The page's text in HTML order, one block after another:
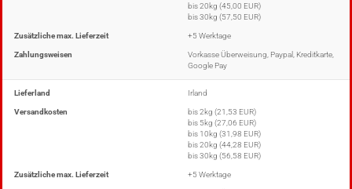
bis 20kg (45,00 EUR)
bis 30kg (57,50 EUR)
Zusätzliche max. Lieferzeit +5 Werktage
Zahlungsweisen
Vorkasse Überweisung, Paypal, Kreditkarte,
Google Pay
Lieferland Irland
Versandkosten
bis 2kg (21,53 EUR)
bis 5kg (27,06 EUR)
bis 10kg (31,98 EUR)
bis 20kg (44,28 EUR)
bis 30kg (56,58 EUR)
Zusätzliche max. Lieferzeit +5 Werktage